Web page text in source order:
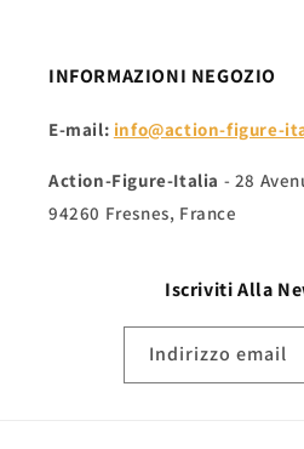
INFORMAZIONI NEGOZIO
E-mail: info@action-figure-
Action-Figure-Italia - 28
94260 Fresnes, France
Iscriviti Alla
Indirizzo email